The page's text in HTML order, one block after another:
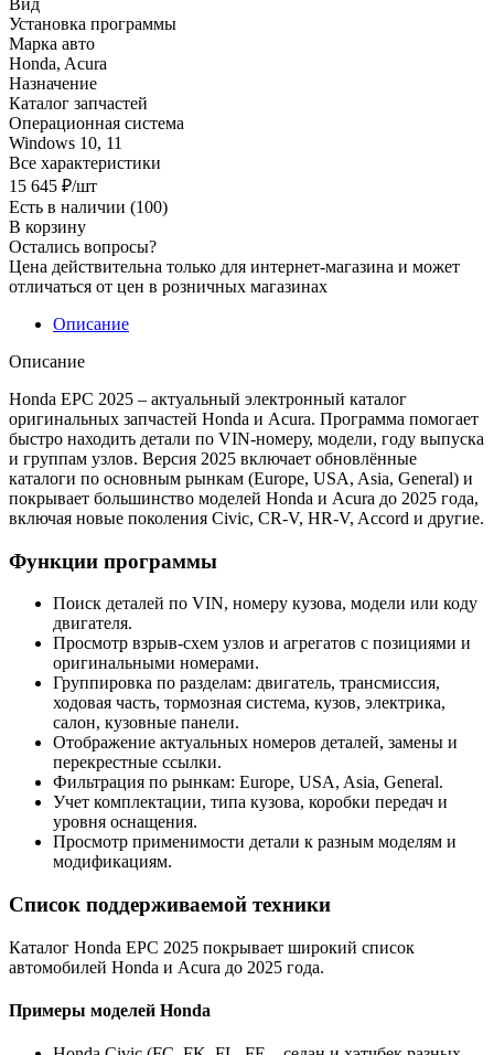
Установка программы
Марка авто
Honda, Acura
Назначение
Каталог запчастей
Операционная система
Windows 10, 11
Все характеристики
15 645 ₽/шт
Есть в наличии (100)
В корзину
Остались вопросы?
Цена действительна только для интернет-магазина и может
отличаться от цен в розничных магазинах
Описание
Описание
Honda EPC 2025 – актуальный электронный каталог
оригинальных запчастей Honda и Acura. Программа помогает
быстро находить детали по VIN-номеру, модели, году выпуска
и группам узлов. Версия 2025 включает обновлённые
каталоги по основным рынкам (Europe, USA, Asia, General) и
покрывает большинство моделей Honda и Acura до 2025 года,
включая новые поколения Civic, CR-V, HR-V, Accord и другие.
Функции программы
Поиск деталей по VIN, номеру кузова, модели или коду
двигателя.
Просмотр взрыв-схем узлов и агрегатов с позициями и
оригинальными номерами.
Группировка по разделам: двигатель, трансмиссия,
ходовая часть, тормозная система, кузов, электрика,
салон, кузовные панели.
Отображение актуальных номеров деталей, замены и
перекрестные ссылки.
Фильтрация по рынкам: Europe, USA, Asia, General.
Учет комплектации, типа кузова, коробки передач и
уровня оснащения.
Просмотр применимости детали к разным моделям и
модификациям.
Список поддерживаемой техники
Каталог Honda EPC 2025 покрывает широкий список
автомобилей Honda и Acura до 2025 года.
Примеры моделей Honda